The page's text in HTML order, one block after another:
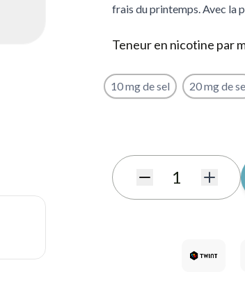
frais du printemps. Avec la
Teneur en nicotine par
10 mg de sel 20 mg de
Quantité